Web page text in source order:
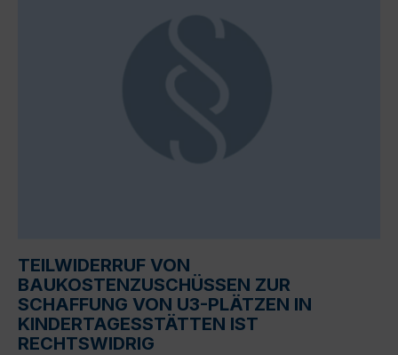
TEILWIDERRUF VON
BAUKOSTENZUSCHÜSSEN ZUR
SCHAFFUNG VON U3-PLÄTZEN IN
KINDERTAGESSTÄTTEN IST
RECHTSWIDRIG